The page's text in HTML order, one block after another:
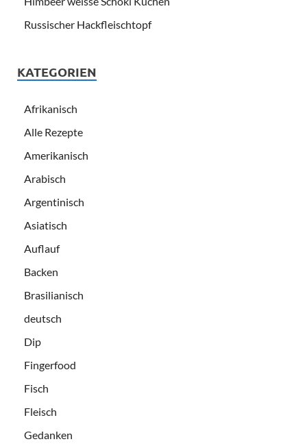
Russischer Hackfleischtopf
KATEGORIEN
Afrikanisch
Alle Rezepte
Amerikanisch
Arabisch
Argentinisch
Asiatisch
Auflauf
Backen
Brasilianisch
deutsch
Dip
Fingerfood
Fisch
Fleisch
Gedanken